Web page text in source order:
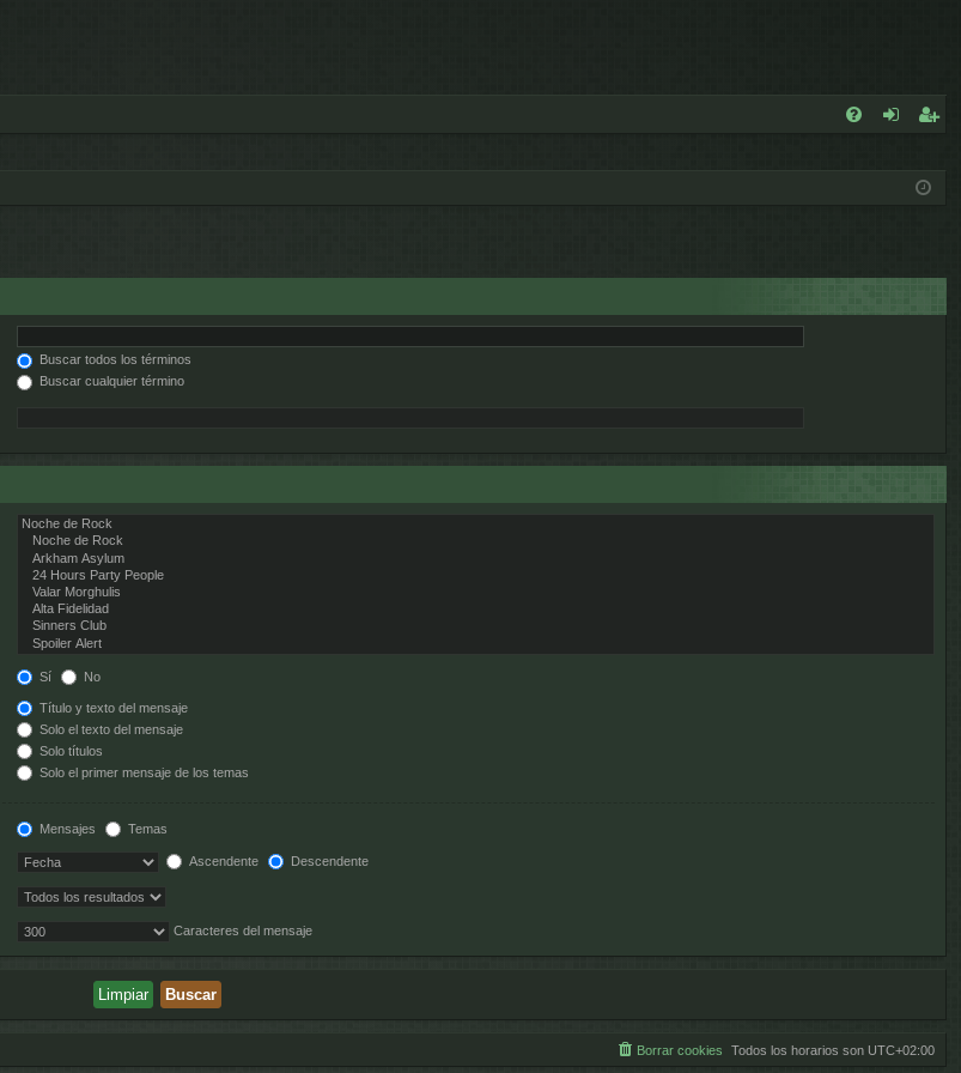
rs
ist
e
Buscar todos los términos
Buscar cualquier término
Sí No
Título y texto del mensaje
Solo el texto del mensaje
Solo títulos
Solo el primer mensaje de los temas
Mensajes Temas
Ascendente Descendente
Caracteres del mensaje
Todos los horarios son UTC+02:00
Borrar cookies